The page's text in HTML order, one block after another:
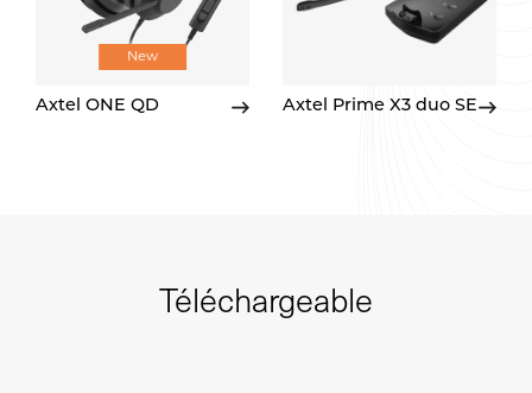
New
Axtel ONE QD Axtel Prime X3 duo SE
Téléchargeable